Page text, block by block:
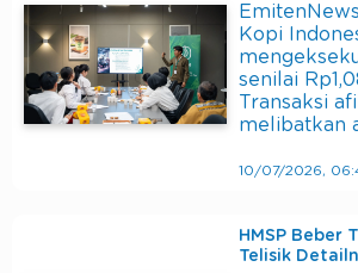
Kopi
senilai
Transaksi
melibatkan
10/07/2026,
HMSP Beber
Telisik